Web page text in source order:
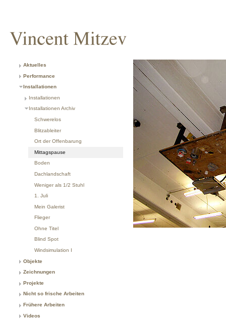
Aktuelles
Performance
Installationen
Installationen
Installationen Archiv
Schwerelos
Blitzableiter
Ort der Offenbarung
Mittagspause
Boden
Dachlandschaft
Weniger als 1/2 Stuhl
1. Juli
Mein Galerist
Flieger
Ohne Titel
Blind Spot
Windsimulation I
Objekte
Zeichnungen
Projekte
Nicht so frische Arbeiten
Frühere Arbeiten
Videos